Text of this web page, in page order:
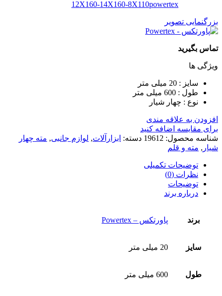
بزرگنمایی تصویر
تماس بگیرید
ویژگی ها
سایز : 20 میلی متر
طول : 600 میلی متر
نوع : چهار شیار
افزودن به علاقه مندی
برای مقایسه اضافه کنید
شناسه محصول: 19612 دسته: ابزارآلات, لوازم جانبی, مته چهار
شیار , مته و قلم
توضیحات تکمیلی
نظرات (0)
توضیحات
درباره برند
برند پاورتکس – Powertex
سایز 20 میلی متر
طول 600 میلی متر